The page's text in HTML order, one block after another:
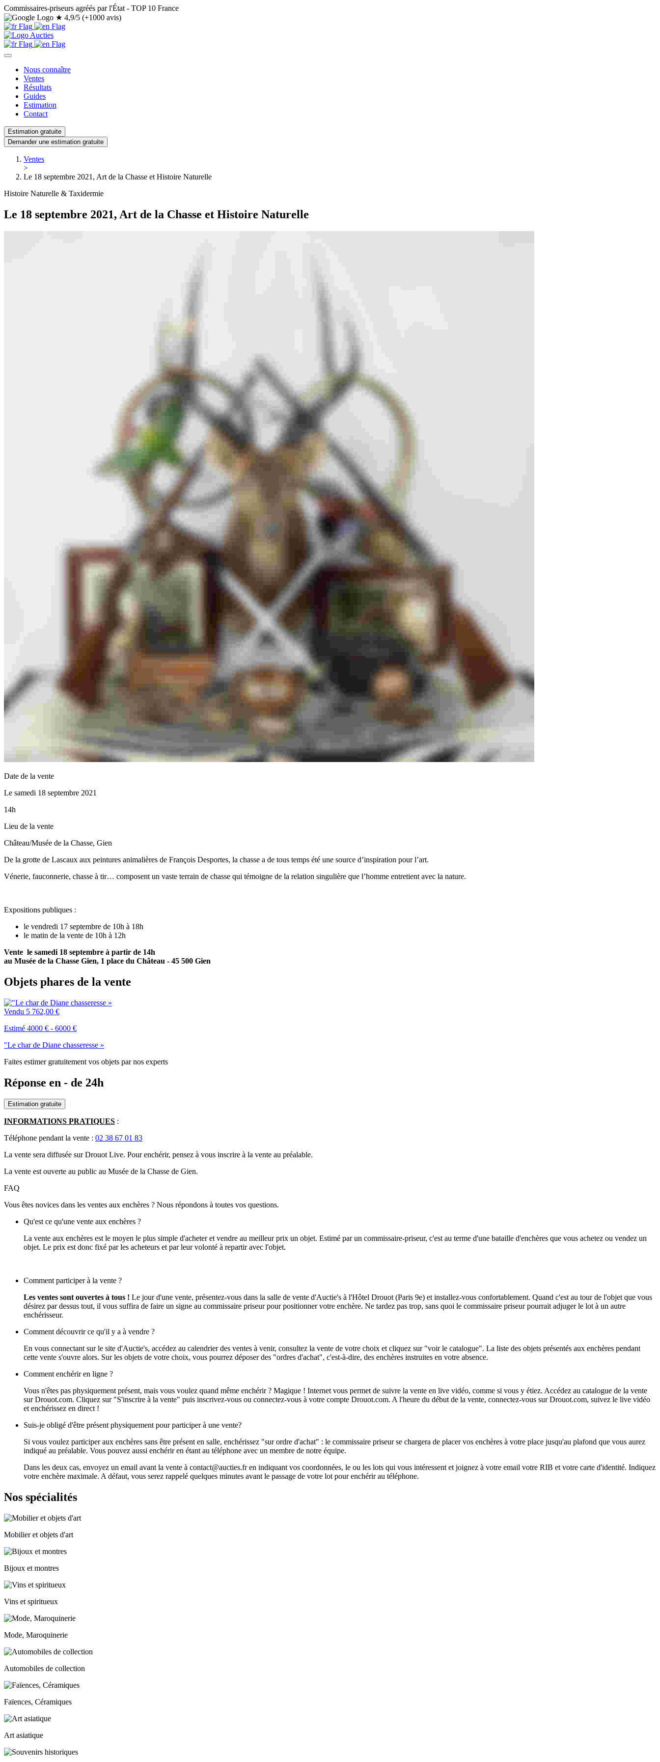
Commissaires-priseurs agréés par l'État - TOP 10 France
★ 4,9/5 (+1000 avis)
Nous connaître
Ventes
Résultats
Guides
Estimation
Contact
Estimation gratuite
Demander une estimation gratuite
Ventes
>
Le 18 septembre 2021, Art de la Chasse et Histoire Naturelle
Histoire Naturelle & Taxidermie
Le 18 septembre 2021, Art de la Chasse et Histoire Naturelle
Date de la vente
Le samedi 18 septembre 2021
14h
Lieu de la vente
Château/Musée de la Chasse, Gien
De la grotte de Lascaux aux peintures animalières de François Desportes, la chasse a de tous temps été une source d’inspiration pour l’art.
Vénerie, fauconnerie, chasse à tir… composent un vaste terrain de chasse qui témoigne de la relation singulière que l’homme entretient avec la nature.
Expositions publiques :
le vendredi 17 septembre de 10h à 18h
le matin de la vente de 10h à 12h
Vente le samedi 18 septembre à partir de 14h
au Musée de la Chasse Gien, 1 place du Château - 45 500 Gien
Objets phares de la vente
Vendu 5 762,00 €
Estimé 4000 € - 6000 €
"Le char de Diane chasseresse »
Faites estimer gratuitement vos objets par nos experts
Réponse en - de 24h
Estimation gratuite
INFORMATIONS PRATIQUES :
Téléphone pendant la vente : 02 38 67 01 83
La vente sera diffusée sur Drouot Live. Pour enchérir, pensez à vous inscrire à la vente au préalable.
La vente est ouverte au public au Musée de la Chasse de Gien.
FAQ
Vous êtes novices dans les ventes aux enchères ? Nous répondons à toutes vos questions.
Qu'est ce qu'une vente aux enchères ?
La vente aux enchères est le moyen le plus simple d'acheter et vendre au meilleur prix un objet. Estimé par un commissaire-priseur, c'est au terme d'une bataille d'enchères que vous achetez ou vendez un
objet. Le prix est donc fixé par les acheteurs et par leur volonté à repartir avec l'objet.
Comment participer à la vente ?
Les ventes sont ouvertes à tous ! Le jour d'une vente, présentez-vous dans la salle de vente d'Auctie's à l'Hôtel Drouot (Paris 9e) et installez-vous confortablement. Quand c'est au tour de l'objet que vous
désirez par dessus tout, il vous suffira de faire un signe au commissaire priseur pour positionner votre enchère. Ne tardez pas trop, sans quoi le commissaire priseur pourrait adjuger le lot à un autre
enchérisseur.
Comment découvrir ce qu'il y a à vendre ?
En vous connectant sur le site d'Auctie's, accédez au calendrier des ventes à venir, consultez la vente de votre choix et cliquez sur "voir le catalogue". La liste des objets présentés aux enchères pendant
cette vente s'ouvre alors. Sur les objets de votre choix, vous pourrez déposer des "ordres d'achat", c'est-à-dire, des enchères instruites en votre absence.
Comment enchérir en ligne ?
Vous n'êtes pas physiquement présent, mais vous voulez quand même enchérir ? Magique ! Internet vous permet de suivre la vente en live vidéo, comme si vous y étiez. Accédez au catalogue de la vente
sur Drouot.com. Cliquez sur "S'inscrire à la vente" puis inscrivez-vous ou connectez-vous à votre compte Drouot.com. A l'heure du début de la vente, connectez-vous sur Drouot.com, suivez le live vidéo
et enchérissez en direct !
Suis-je obligé d'être présent physiquement pour participer à une vente?
Si vous voulez participer aux enchères sans être présent en salle, enchérissez "sur ordre d'achat" : le commissaire priseur se chargera de placer vos enchères à votre place jusqu'au plafond que vous aurez
indiqué au préalable. Vous pouvez aussi enchérir en étant au téléphone avec un membre de notre équipe.
Dans les deux cas, envoyez un email avant la vente à contact@aucties.fr en indiquant vos coordonnées, le ou les lots qui vous intéressent et joignez à votre email votre RIB et votre carte d'identité. Indiquez
votre enchère maximale. A défaut, vous serez rappelé quelques minutes avant le passage de votre lot pour enchérir au téléphone.
Nos spécialités
Mobilier et objets d'art
Bijoux et montres
Vins et spiritueux
Mode, Maroquinerie
Automobiles de collection
Faïences, Céramiques
Art asiatique